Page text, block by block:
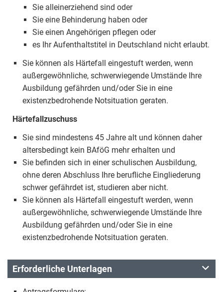
Sie alleinerziehend sind oder
Sie eine Behinderung haben oder
Sie einen Angehörigen pflegen oder
es Ihr Aufenthaltstitel in Deutschland nicht erlaubt.
Sie können als Härtefall eingestuft werden, wenn
außergewöhnliche, schwerwiegende Umstände Ihre
Ausbildung gefährden und/oder Sie in eine
existenzbedrohende Notsituation geraten.
Härtefallzuschuss
Sie sind mindestens 45 Jahre alt und können daher
altersbedingt kein BAföG mehr erhalten und
Sie befinden sich in einer schulischen Ausbildung,
ohne deren Abschluss Ihre berufliche Eingliederung
schwer gefährdet ist, studieren aber nicht.
Sie können als Härtefall eingestuft werden, wenn
außergewöhnliche, schwerwiegende Umstände Ihre
Ausbildung gefährden und/oder Sie in eine
existenzbedrohende Notsituation geraten.
Erforderliche Unterlagen